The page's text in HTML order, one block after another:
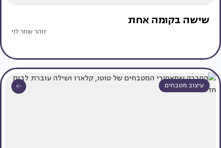
שישה בקומה אחת
זוהר שחר לוי
עיצוב מטבחים